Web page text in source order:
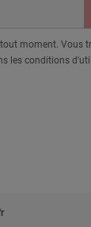
moment. Vous
les conditions